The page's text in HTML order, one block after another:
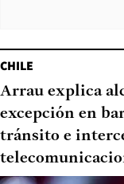
CHILE
Arrau explica
excepción en
tránsito e